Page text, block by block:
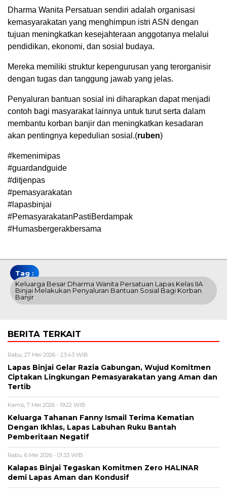
Dharma Wanita Persatuan sendiri adalah organisasi
kemasyarakatan yang menghimpun istri ASN dengan
tujuan meningkatkan kesejahteraan anggotanya melalui
pendidikan, ekonomi, dan sosial budaya.
Mereka memiliki struktur kepengurusan yang terorganisir
dengan tugas dan tanggung jawab yang jelas.
Penyaluran bantuan sosial ini diharapkan dapat menjadi
contoh bagi masyarakat lainnya untuk turut serta dalam
membantu korban banjir dan meningkatkan kesadaran
akan pentingnya kepedulian sosial.(ruben)
#kemenimipas
#guardandguide
#ditjenpas
#pemasyarakatan
#lapasbinjai
#PemasyarakatanPastiBerdampak
#Humasbergerakbersama
Tag :
Keluarga Besar Dharma Wanita Persatuan Lapas Kelas IIA
Binjai Melakukan Penyaluran Bantuan Sosial Bagi Korban
Banjir
BERITA TERKAIT
Rabu, 27 Mei 2026 - 23:43 WIB
Lapas Binjai Gelar Razia Gabungan, Wujud Komitmen
Ciptakan Lingkungan Pemasyarakatan yang Aman dan
Tertib
Kamis, 7 Mei 2026 - 19:22 WIB
Keluarga Tahanan Fanny Ismail Terima Kematian
Dengan Ikhlas, Lapas Labuhan Ruku Bantah
Pemberitaan Negatif
Rabu, 6 Mei 2026 - 01:33 WIB
Kalapas Binjai Tegaskan Komitmen Zero HALINAR
demi Lapas Aman dan Kondusif